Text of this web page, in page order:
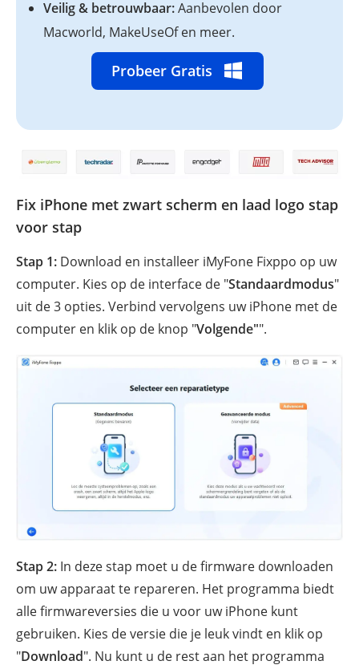
Veilig & betrouwbaar:Aanbevolen door
Macworld, MakeUseOf en meer.
Probeer Gratis
Fix iPhone met zwart scherm en laad logo stap
voor stap
Stap 1: Download en installeer iMyFone Fixppo op uw
computer. Kies op de interface de "Standaardmodus"
uit de 3 opties. Verbind vervolgens uw iPhone met de
computer en klik op de knop "Volgende"".
Stap 2: In deze stap moet u de firmware downloaden
om uw apparaat te repareren. Het programma biedt
alle firmwareversies die u voor uw iPhone kunt
gebruiken. Kies de versie die je leuk vindt en klik op
"Download". Nu kunt u de rest aan het programma